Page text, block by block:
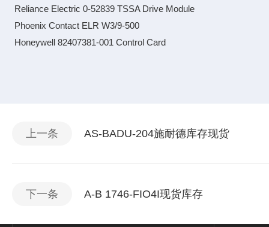
Reliance Electric 0-52839 TSSA Drive Module
Phoenix Contact ELR W3/9-500
Honeywell 82407381-001 Control Card
上一条 AS-BADU-204施耐德库存现货
下一条 A-B 1746-FIO4I现货库存